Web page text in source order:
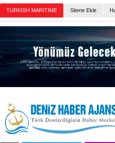
Sitene Ekle